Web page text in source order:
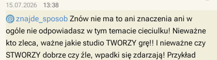
15.07.2026 13:38
znajde_sposob Znów nie ma to ani znaczenia ani w
ogóle nie odpowiadasz w tym temacie cieciulku! Nieważne
kto zleca, ważne jakie studio TWORZY grę!! I nieważne czy
STWORZY dobrze czy źle, wpadki się zdarzają! Przykład